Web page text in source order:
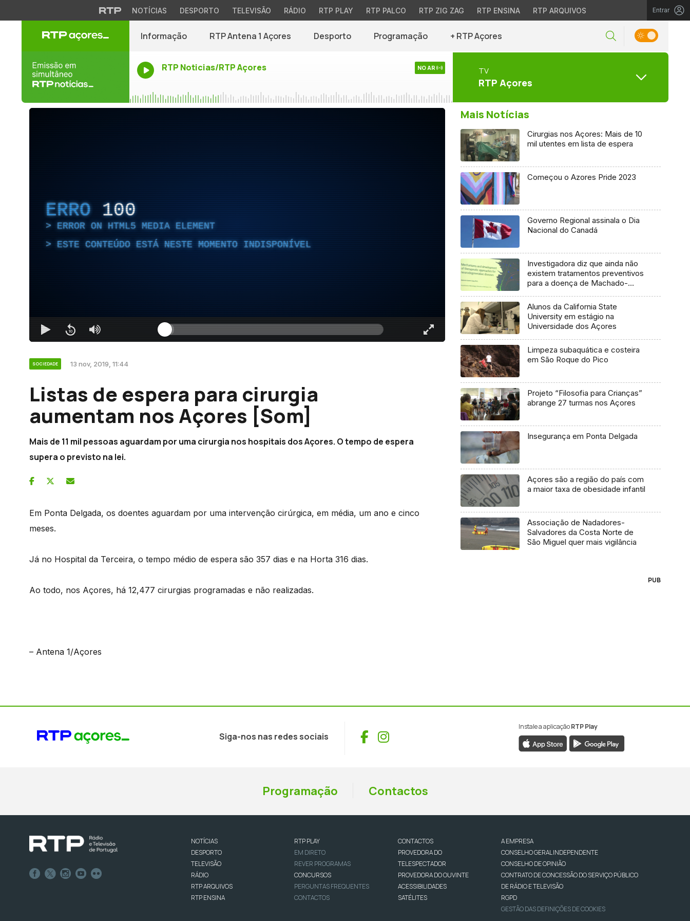
NOTÍCIAS DESPORTO TELEVISÃO RÁDIO RTP PLAY RTP PALCO RTP ZIG ZAG RTP ENSINA RTP ARQUIVOS Entrar
Informação RTP Antena 1 Açores Desporto Programação + RTP Açores
RTP Noticias/RTP Açores NO AR TV
RTP Açores
ERRO 100
ERROR ON HTML5 MEDIA ELEMENT
ESTE CONTEÚDO ESTÁ NESTE MOMENTO INDISPONÍVEL
SOCIEDADE 13 nov, 2019, 11:44
Listas de espera para cirurgia
aumentam nos Açores [Som]
Mais de 11 mil pessoas aguardam por uma cirurgia nos hospitais dos Açores. O tempo de espera
supera o previsto na lei.
Em Ponta Delgada, os doentes aguardam por uma intervenção cirúrgica, em média, um ano e cinco
meses.
Já no Hospital da Terceira, o tempo médio de espera são 357 dias e na Horta 316 dias.
Ao todo, nos Açores, há 12,477 cirurgias programadas e não realizadas.
– Antena 1/Açores
Mais Notícias
Cirurgias nos Açores: Mais de 10
mil utentes em lista de espera
Começou o Azores Pride 2023
Governo Regional assinala o Dia
Nacional do Canadá
Investigadora diz que ainda não
existem tratamentos preventivos
para a doença de Machado-
Alunos da California State
University em estágio na
Universidade dos Açores
Limpeza subaquática e costeira
em São Roque do Pico
Projeto “Filosofia para Crianças”
abrange 27 turmas nos Açores
Insegurança em Ponta Delgada
Açores são a região do país com
a maior taxa de obesidade infantil
Associação de Nadadores-
Salvadores da Costa Norte de
São Miguel quer mais vigilância
PUB
Siga-nos nas redes sociais Facebook
Instagram
Instale a aplicaçãoRTP Play
Programação Contactos
NOTÍCIAS
DESPORTO
TELEVISÃO
RÁDIO
RTP ARQUIVOS
RTP ENSINA
RTP PLAY
EM DIRETO
REVER PROGRAMAS
CONCURSOS
PERGUNTAS FREQUENTES
CONTACTOS
CONTACTOS
PROVEDORA DO
TELESPECTADOR
PROVEDORA DO OUVINTE
ACESSIBILIDADES
SATÉLITES
A EMPRESA
CONSELHO GERAL INDEPENDENTE
CONSELHO DE OPINIÃO
CONTRATO DE CONCESSÃO DO SERVIÇO PÚBLICO
DE RÁDIO E TELEVISÃO
RGPD
GESTÃO DAS DEFINIÇÕES DE COOKIES